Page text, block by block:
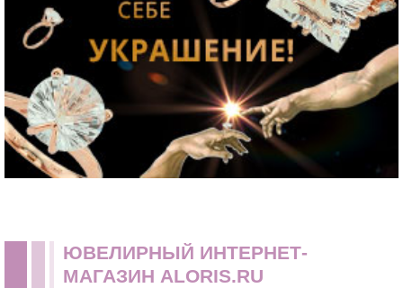
ЮВЕЛИРНЫЙ ИНТЕРНЕТ-
МАГАЗИН ALORIS.RU